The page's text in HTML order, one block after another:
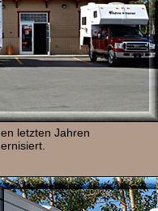
letzten Jahren